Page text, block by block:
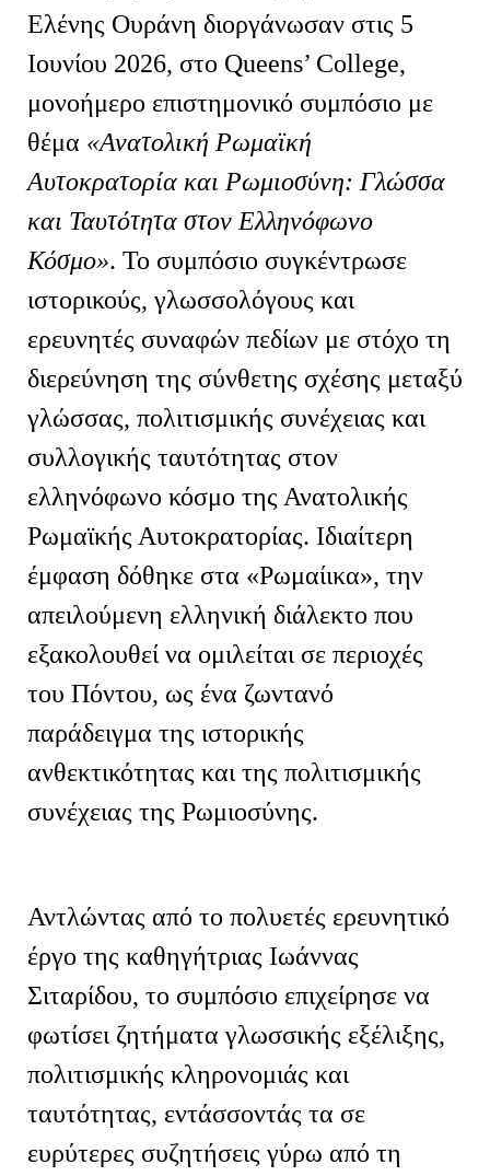
Ελένης Ουράνη διοργάνωσαν στις 5
Ιουνίου 2026, στο Queens’ College,
μονοήμερο επιστημονικό συμπόσιο με
θέμα «Ανατολική Ρωμαϊκή
Αυτοκρατορία και Ρωμιοσύνη: Γλώσσα
και Ταυτότητα στον Ελληνόφωνο
Κόσμο». Το συμπόσιο συγκέντρωσε
ιστορικούς, γλωσσολόγους και
ερευνητές συναφών πεδίων με στόχο τη
διερεύνηση της σύνθετης σχέσης μεταξύ
γλώσσας, πολιτισμικής συνέχειας και
συλλογικής ταυτότητας στον
ελληνόφωνο κόσμο της Ανατολικής
Ρωμαϊκής Αυτοκρατορίας. Ιδιαίτερη
έμφαση δόθηκε στα «Ρωμαίικα», την
απειλούμενη ελληνική διάλεκτο που
εξακολουθεί να ομιλείται σε περιοχές
του Πόντου, ως ένα ζωντανό
παράδειγμα της ιστορικής
ανθεκτικότητας και της πολιτισμικής
συνέχειας της Ρωμιοσύνης.
Αντλώντας από το πολυετές ερευνητικό
έργο της καθηγήτριας Ιωάννας
Σιταρίδου, το συμπόσιο επιχείρησε να
φωτίσει ζητήματα γλωσσικής εξέλιξης,
πολιτισμικής κληρονομιάς και
ταυτότητας, εντάσσοντάς τα σε
ευρύτερες συζητήσεις γύρω από τη